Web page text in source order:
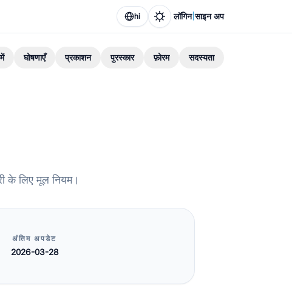
hi लॉगिन|साइन अप
घोषणाएँ प्रकाशन पुरस्कार फ़ोरम सदस्यता
के लिए मूल नियम।
अंतिम अपडेट
2026-03-28